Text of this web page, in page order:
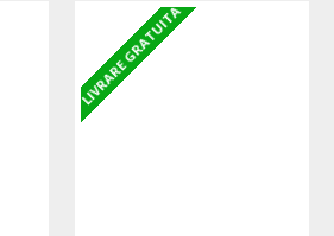
LIVRARE GRATUITA